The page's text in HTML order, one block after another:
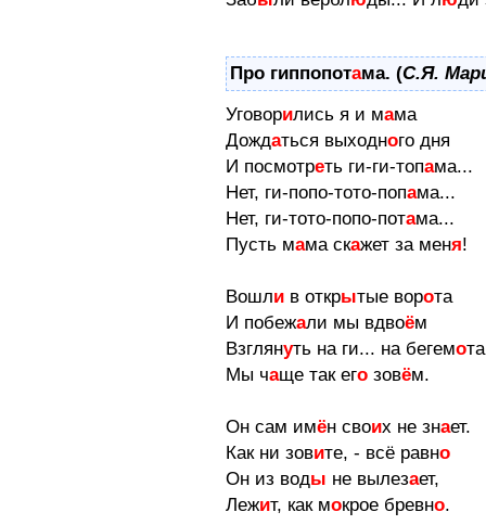
Про гиппопотама. (С.Я.
Уговорились я и мама
Дождаться выходного дня
И посмотреть ги-ги-топама...
Нет, ги-попо-тото-попама...
Нет, ги-тото-попо-потама...
Пусть мама скажет за меня!
Вошли в открытые ворота
И побежали мы вдвоём
Взглянуть на ги... на бегемо
Мы чаще так его зовём.
Он сам имён своих не знает.
Как ни зовите, - всё равно
Он из воды не вылезает,
Лежит, как мокрое бревно.